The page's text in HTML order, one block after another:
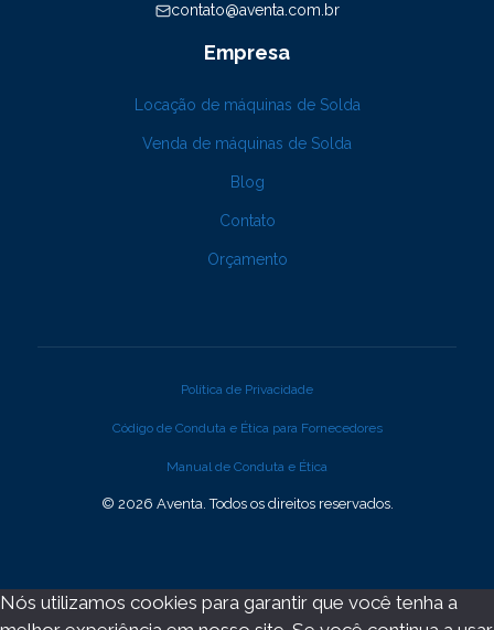
contato@aventa.com.br
Empresa
Locação de máquinas de Solda
Venda de máquinas de Solda
Blog
Contato
Orçamento
© 2026 Aventa. Todos os direitos reservados.
Política de Privacidade
Código de Conduta e Ética para Fornecedores
Manual de Conduta e Ética
Nós utilizamos cookies para garantir que você tenha a